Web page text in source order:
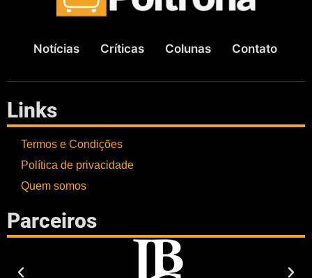
Notícias Críticas Colunas Contato
Links
Termos e Condições
Política de privacidade
Quem somos
Parceiros